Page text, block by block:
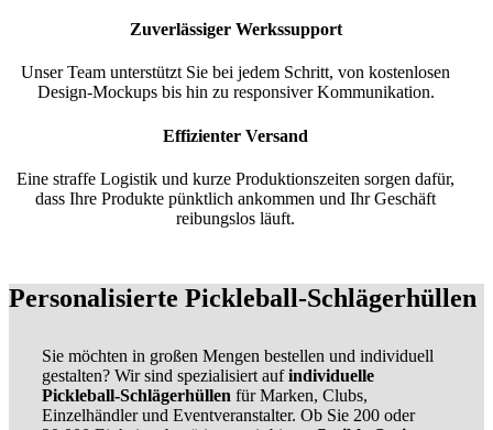
Zuverlässiger Werkssupport
Unser Team unterstützt Sie bei jedem Schritt, von kostenlosen
Design-Mockups bis hin zu responsiver Kommunikation.
Effizienter Versand
Eine straffe Logistik und kurze Produktionszeiten sorgen dafür,
dass Ihre Produkte pünktlich ankommen und Ihr Geschäft
reibungslos läuft.
Personalisierte Pickleball-Schlägerhüllen
Sie möchten in großen Mengen bestellen und individuell
gestalten? Wir sind spezialisiert aufindividuelle
Pickleball-Schlägerhüllen für Marken, Clubs,
Einzelhändler und Eventveranstalter. Ob Sie 200 oder